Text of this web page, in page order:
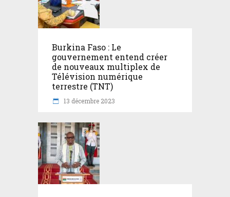
Burkina Faso : Le
gouvernement entend créer
de nouveaux multiplex de
Télévision numérique
terrestre (TNT)
13 décembre 2023